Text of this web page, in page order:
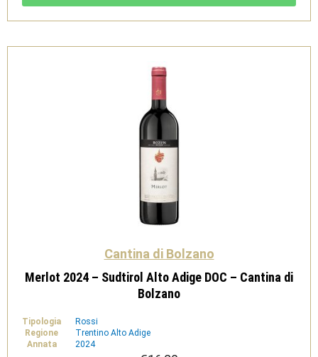
DOC
di
Cantina di Bolzano
Merlot 2024 – Sudtirol Alto Adige DOC – Cantina di
Bolzano
Tipologia
Rossi
Regione
Trentino Alto Adige
Annata
2024